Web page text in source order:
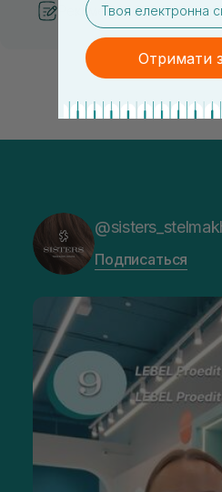
Рекомендации от
Подписаться
Отримати